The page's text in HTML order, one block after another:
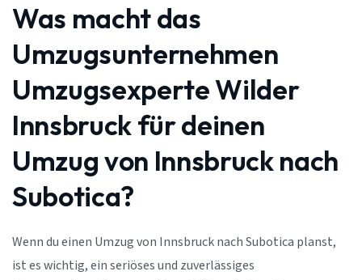
Was macht das
Umzugsunternehmen
Umzugsexperte Wilder
Innsbruck für deinen
Umzug von Innsbruck nach
Subotica?
Wenn du einen Umzug von Innsbruck nach Subotica planst,
ist es wichtig, ein seriöses und zuverlässiges